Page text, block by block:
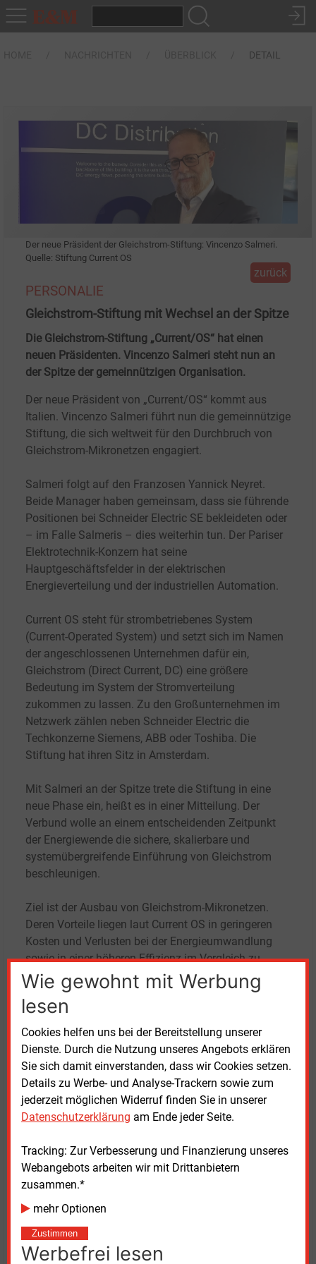
DETAIL
Wie gewohnt mit Werbung
lesen
Cookies helfen uns bei der Bereitstellung unserer
Dienste. Durch die Nutzung unseres Angebots erklären
Sie sich damit einverstanden, dass wir Cookies setzen.
Details zu Werbe- und Analyse-Trackern sowie zum
jederzeit möglichen Widerruf finden Sie in unserer
Datenschutzerklärung am Ende jeder Seite.
Tracking: Zur Verbesserung und Finanzierung unseres
Webangebots arbeiten wir mit Drittanbietern
zusammen.*
mehr Optionen
Zustimmen
Werbefrei lesen
Der neue Präsident der Gleichstrom-Stiftung: Vincenzo Salmeri.
Quelle: Stiftung Current OS
zurück
PERSONALIE
Gleichstrom-Stiftung mit Wechsel an der Spitze
Die Gleichstrom-Stiftung „Current/OS“ hat einen
neuen Präsidenten. Vincenzo Salmeri steht nun an
der Spitze der gemeinnützigen Organisation.
Der neue Präsident von „Current/OS“ kommt aus
Italien. Vincenzo Salmeri führt nun die gemeinnützige
Stiftung, die sich weltweit für den Durchbruch von
Gleichstrom-Mikronetzen engagiert.
Salmeri folgt auf den Franzosen Yannick Neyret.
Beide Manager haben gemeinsam, dass sie führende
Positionen bei Schneider Electric SE bekleideten oder
– im Falle Salmeris – dies weiterhin tun. Der Pariser
Elektrotechnik-Konzern hat seine
Hauptgeschäftsfelder in der elektrischen
Energieverteilung und der industriellen Automation.
Current OS steht für strombetriebenes System
(Current-Operated System) und setzt sich im Namen
der angeschlossenen Unternehmen dafür ein,
Gleichstrom (Direct Current, DC) eine größere
Bedeutung im System der Stromverteilung
zukommen zu lassen. Zu den Großunternehmen im
Netzwerk zählen neben Schneider Electric die
Techkonzerne Siemens, ABB oder Toshiba. Die
Stiftung hat ihren Sitz in Amsterdam.
Mit Salmeri an der Spitze trete die Stiftung in eine
neue Phase ein, heißt es in einer Mitteilung. Der
Verbund wolle an einem entscheidenden Zeitpunkt
der Energiewende die sichere, skalierbare und
systemübergreifende Einführung von Gleichstrom
beschleunigen.
Ziel ist der Ausbau von Gleichstrom-Mikronetzen.
Deren Vorteile liegen laut Current OS in geringeren
Kosten und Verlusten bei der Energieumwandlung
sowie in einer höheren Effizienz im Vergleich zu
gängigen Wechselstrom-Netzen. Auch lieferten die
DC-Netze bei Ausfall im Hauptnetz verlässlich Strom
für kritische Anwendungen.
Da die Umwandlung der Spannung wegfällt, seien
weniger mechanische Komponenten in elektrischen
Geräten erforderlich. Dies führe zu geringeren
Wartungskosten und einer längeren Lebensdauer.
Schließlich lasse sich die Ökoenergie aus
Windkraftanlagen einfach integrieren, weil sie
naturgemäß Gleichstrom erzeugen.
Mittwoch, 1.07.2026, 10:36 Uhr
© 2026 Energie & Management GmbH